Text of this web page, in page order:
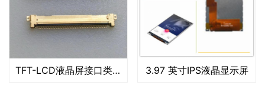
TFT-LCD液晶屏接口类型 3.97 英寸IPS液晶显示屏